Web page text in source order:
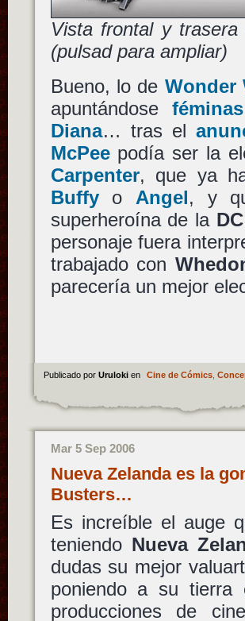
Vista frontal y trasera
(pulsad para ampliar)
Bueno, lo de Wonder
apuntándose
Diana… tras el
McPeepodía ser la
Carpenter, que ya
Buffyo Angel, y
superheroína de la DC
personaje fuera
trabajado con
parecería un mejor
Publicado por Uruloki en Cine de Cómics,
Mar 5 Sep 2006
Nueva Zelanda es la
Busters…
Es increíble el auge
teniendo Nueva
dudas su mejor
poniendo a su tierra
producciones de